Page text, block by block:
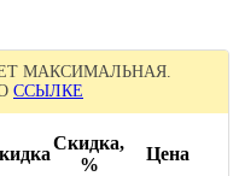
МАКСИМАЛЬНАЯ.
ССЫЛКЕ
Скидка,
%
Цена